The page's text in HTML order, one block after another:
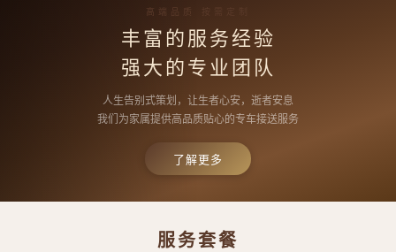
高端品质 按需定制
丰富的服务经验
强大的专业团队
人生告别式策划，让生者心安，逝者安息
我们为家属提供高品质贴心的专车接送服务
了解更多
服务套餐